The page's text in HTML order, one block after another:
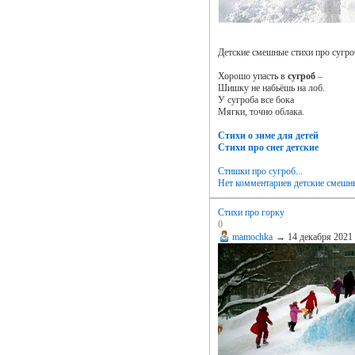
Детские смешные стихи про
Хорошо упасть в сугроб –
Шишку не набьёшь на лоб.
У сугроба все бока
Мягки, точно облака.
Стихи о зиме для детей
Стихи про снег детские
Стишки про сугроб...
Нет комментариев детские
Стихи про горку
0
mamochka → 14 декабря 2021